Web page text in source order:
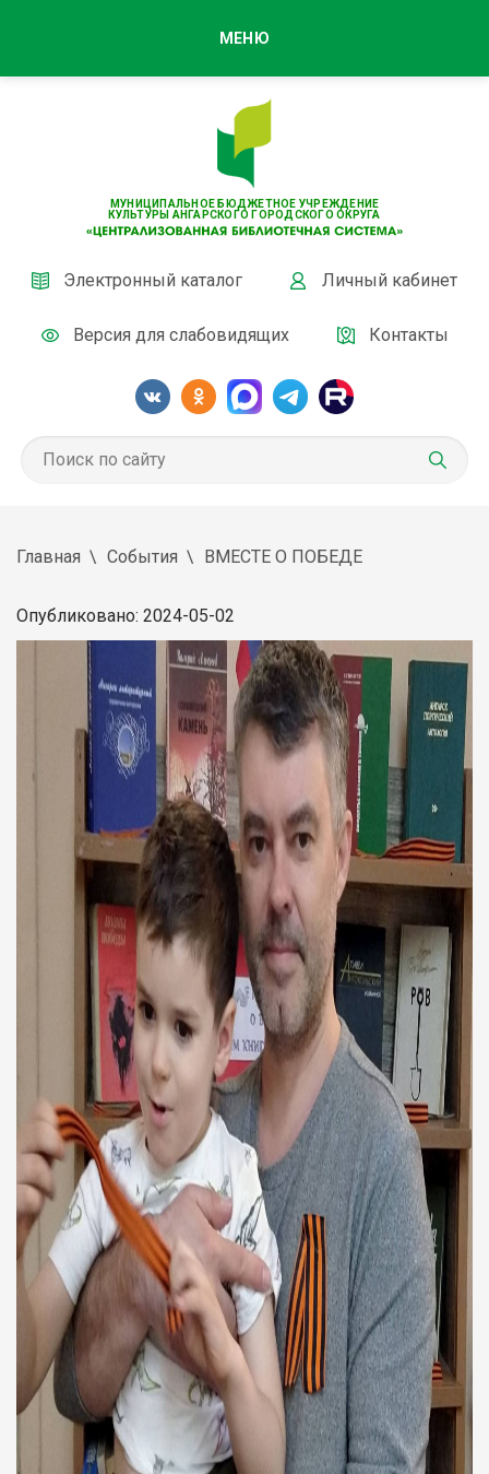
МУНИЦИПАЛЬНОЕ БЮДЖЕТНОЕ УЧРЕЖДЕНИЕ
КУЛЬТУРЫ АНГАРСКОГО ГОРОДСКОГО ОКРУГА
Электронный каталог Личный кабинет
Версия для слабовидящих Контакты
МЕНЮ
Главная События ВМЕСТЕ О ПОБЕДЕ
Опубликовано: 2024-05-02